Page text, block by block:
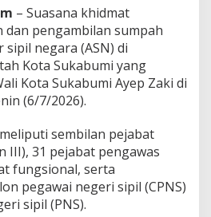
– Suasana khidmat
dan pengambilan sumpah
negara (ASN) di
Kota Sukabumi yang
Kota Sukabumi Ayep Zaki di
(6/7/2026).
sembilan pejabat
III), 31 pejabat pengawas
fungsional, serta
pegawai negeri sipil (CPNS)
sipil (PNS).